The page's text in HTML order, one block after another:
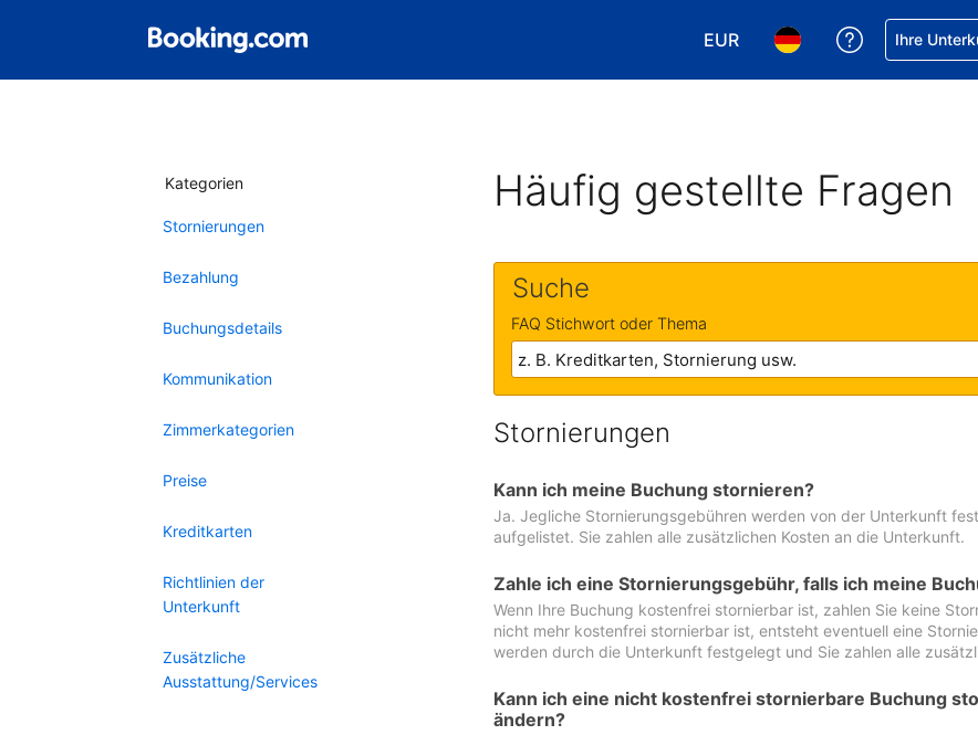
EUR
Wählen Sie Ihre Währung. Ihre
Wählen Sie Ihre
Hilfe bei
Ihre
Kategorien
Stornierungen
Bezahlung
Buchungsdetails
Kommunikation
Zimmerkategorien
Preise
Kreditkarten
Richtlinien der
Unterkunft
Zusätzliche
Ausstattung/Services
Häufig gestellte Fragen
Suche
FAQ Stichwort oder Thema
Stornierungen
Kann ich meine Buchung stornieren?
Ja. Jegliche Stornierungsgebühren werden von der Unterkunft
aufgelistet. Sie zahlen alle zusätzlichen Kosten an die Unterkunft.
Zahle ich eine Stornierungsgebühr, falls ich meine
Wenn Ihre Buchung kostenfrei stornierbar ist, zahlen Sie keine
nicht mehr kostenfrei stornierbar ist, entsteht eventuell eine
werden durch die Unterkunft festgelegt und Sie zahlen alle
Kann ich eine nicht kostenfrei stornierbare Buchung
ändern?